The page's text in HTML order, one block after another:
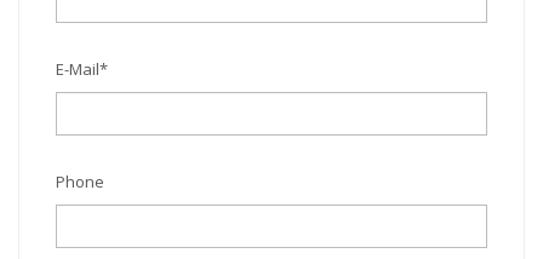
E-Mail*
Phone